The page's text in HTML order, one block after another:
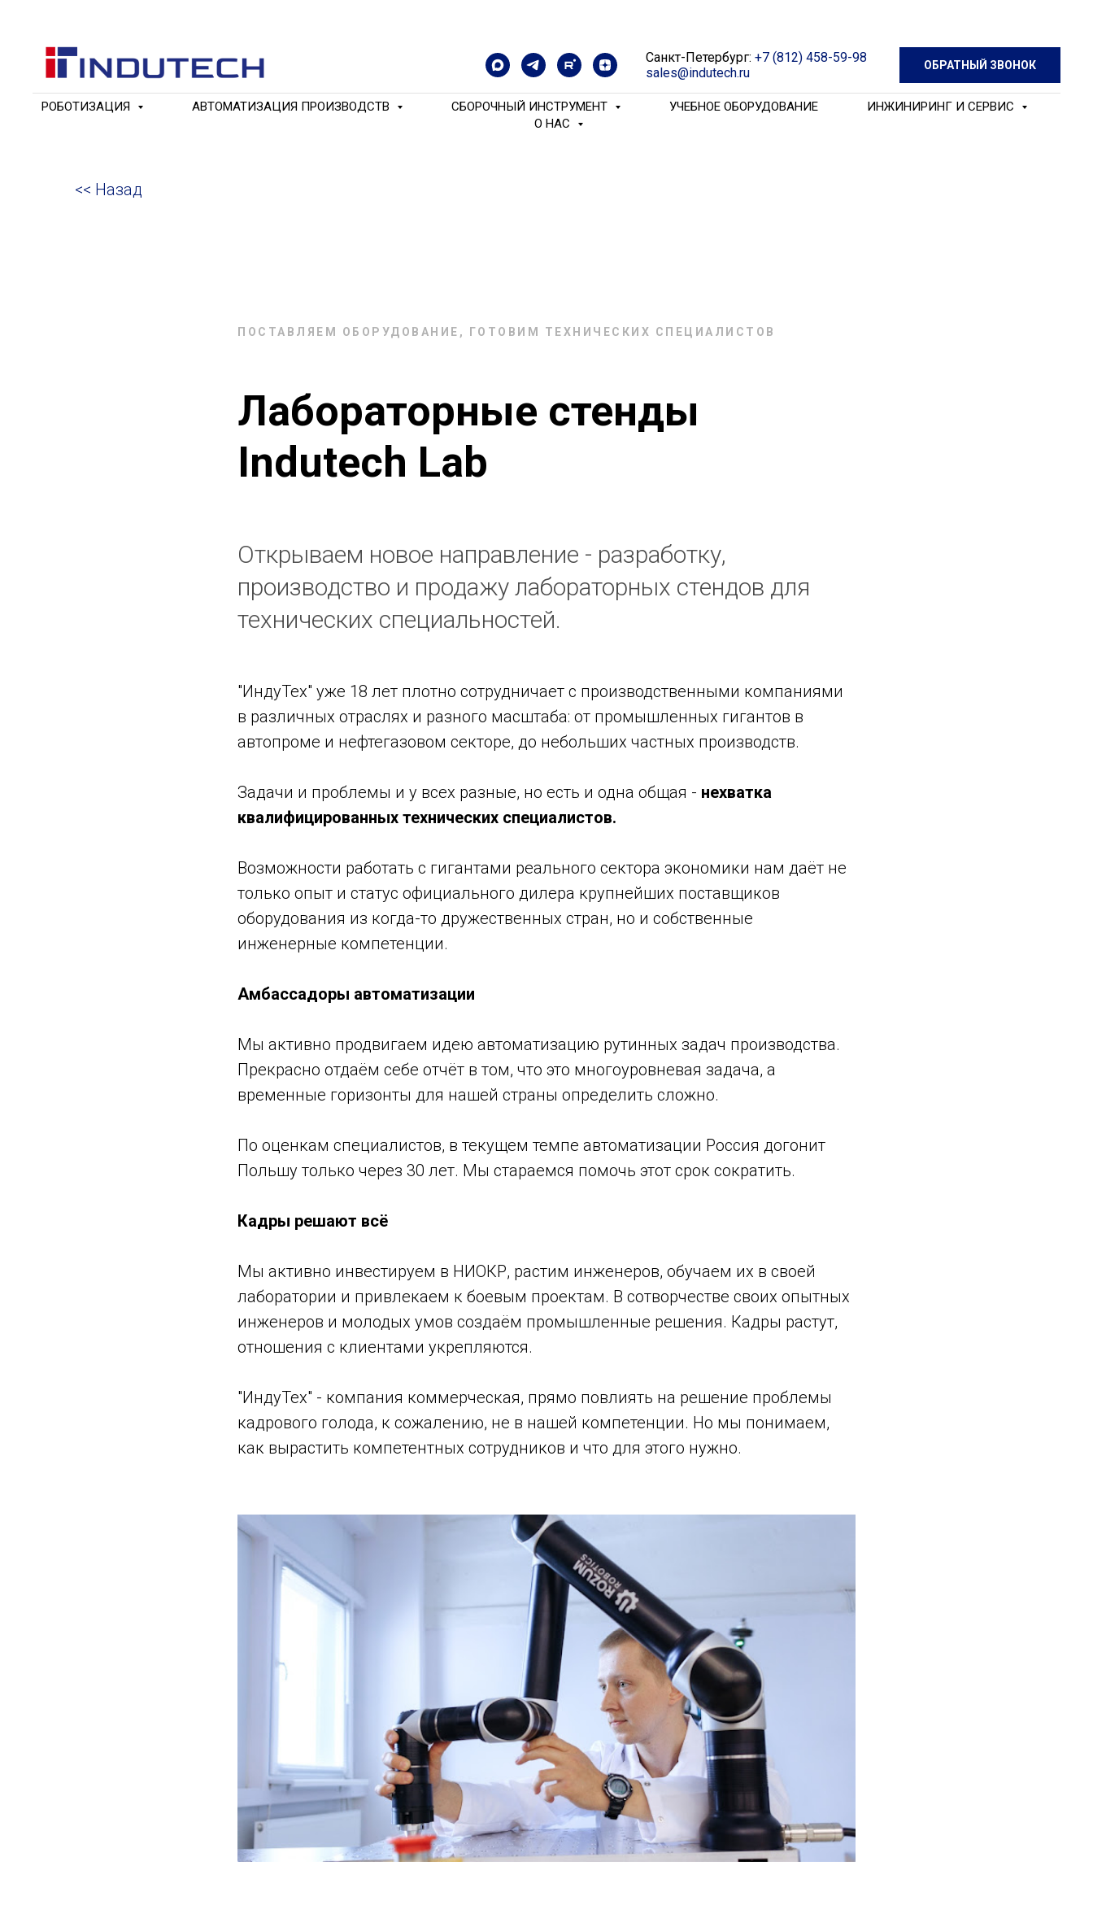
Санкт-Петербург: +7 (812) 458-59-98
sales@indutech.ru
ОБРАТНЫЙ ЗВОНОК
РОБОТИЗАЦИЯ АВТОМАТИЗАЦИЯ ПРОИЗВОДСТВ СБОРОЧНЫЙ ИНСТРУМЕНТ УЧЕБНОЕ ОБОРУДОВАНИЕ
ИНЖИНИРИНГ И СЕРВИС
O HAC
<< Назад
ПОСТАВЛЯЕМ ОБОРУДОВАНИЕ, ГОТОВИМ ТЕХНИЧЕСКИХ СПЕЦИАЛИСТОВ
Лабораторные стенды
Indutech Lab
Открываем новое направление - разработку,
производство и продажу лабораторных стендов для
технических специальностей.
"ИндуТех" уже 18 лет плотно сотрудничает с производственными компаниями
в различных отраслях и разного масштаба: от промышленных гигантов в
автопроме и нефтегазовом секторе, до небольших частных производств.
Задачи и проблемы и у всех разные, но есть и одна общая - нехватка
квалифицированных технических специалистов.
Возможности работать с гигантами реального сектора экономики нам даёт не
только опыт и статус официального дилера крупнейших поставщиков
оборудования из когда-то дружественных стран, но и собственные
инженерные компетенции.
Амбассадоры автоматизации
Мы активно продвигаем идею автоматизацию рутинных задач производства.
Прекрасно отдаём себе отчёт в том, что это многоуровневая задача, а
временные горизонты для нашей страны определить сложно.
По оценкам специалистов, в текущем темпе автоматизации Россия догонит
Польшу только через 30 лет. Мы стараемся помочь этот срок сократить.
Кадры решают всё
Мы активно инвестируем в НИОКР, растим инженеров, обучаем их в своей
лаборатории и привлекаем к боевым проектам. В сотворчестве своих опытных
инженеров и молодых умов создаём промышленные решения. Кадры растут,
отношения с клиентами укрепляются.
"ИндуТех" - компания коммерческая, прямо повлиять на решение проблемы
кадрового голода, к сожалению, не в нашей компетенции. Но мы понимаем,
как вырастить компетентных сотрудников и что для этого нужно.